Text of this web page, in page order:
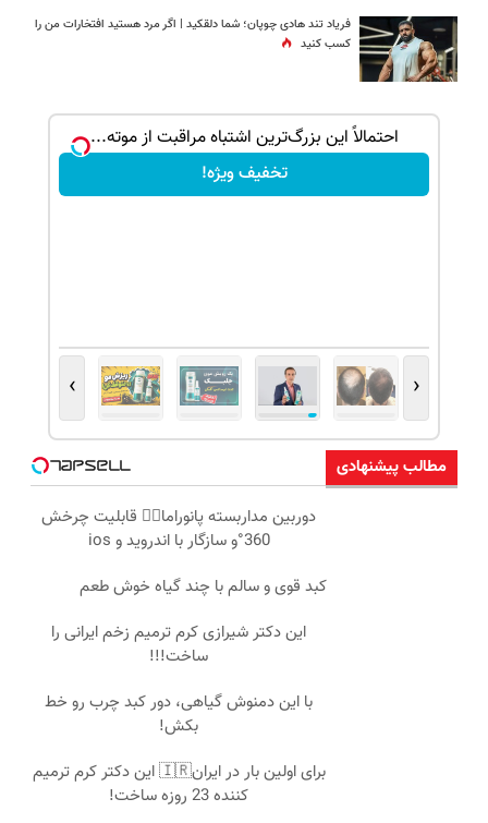
فریاد تند هادی چوپان؛‌ شما دلقکید | اگر مرد هستید افتخارات من را
کسب کنید
احتمالاً این بزرگ‌ترین اشتباه مراقبت از موته...
تخفیف ویژه!
‹
›
مطالب پیشنهادی
دوربین مداربسته پانوراما👈🏻 قابلیت چرخش
360°و سازگار با اندروید و ios
کبد قوی و سالم با چند گیاه خوش طعم
این دکتر شیرازی کرم ترمیم زخم ایرانی را
ساخت!!!
با این دمنوش گیاهی، دور کبد چرب رو خط
بکش!
برای اولین بار در ایران🇮🇷 این دکتر کرم ترمیم
کننده 23 روزه ساخت!